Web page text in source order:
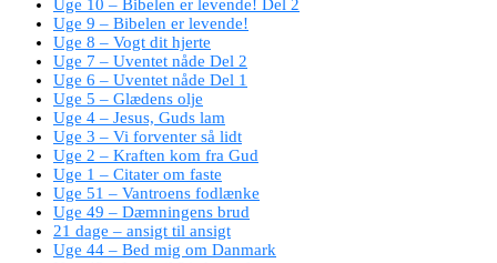
Uge 10 – Bibelen er levende! Del 2
Uge 9 – Bibelen er levende!
Uge 8 – Vogt dit hjerte
Uge 7 – Uventet nåde Del 2
Uge 6 – Uventet nåde Del 1
Uge 5 – Glædens olje
Uge 4 – Jesus, Guds lam
Uge 3 – Vi forventer så lidt
Uge 2 – Kraften kom fra Gud
Uge 1 – Citater om faste
Uge 51 – Vantroens fodlænke
Uge 49 – Dæmningens brud
21 dage – ansigt til ansigt
Uge 44 – Bed mig om Danmark